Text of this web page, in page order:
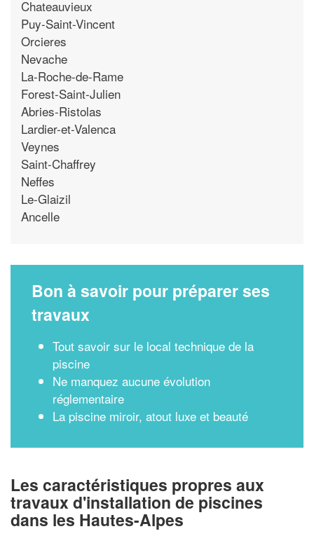
Chateauvieux
Puy-Saint-Vincent
Orcieres
Nevache
La-Roche-de-Rame
Forest-Saint-Julien
Abries-Ristolas
Lardier-et-Valenca
Veynes
Saint-Chaffrey
Neffes
Le-Glaizil
Ancelle
Bon à savoir pour préparer ses
travaux
Tout savoir sur le local technique de la
piscine
Ne manquez aucune évolution
réglementaire
La piscine miroir, atout luxe et beauté
Les caractéristiques propres aux
travaux d'installation de piscines
dans les Hautes-Alpes